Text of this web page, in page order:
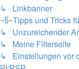
↳ Linkbanner
~წ~Tipps und Tricks
↳ Unzureichender
↳ Meine Filterseite
↳ Einstellungen vor